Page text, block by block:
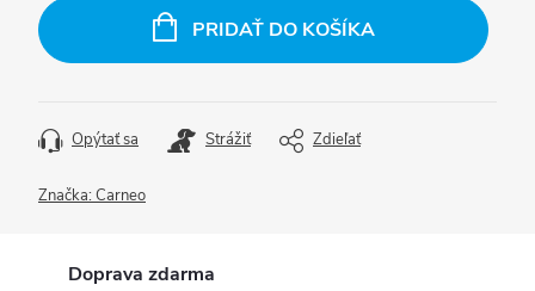
cena:
PRIDAŤ DO KOŠÍKA
Opýtať sa Strážiť Zdieľať
Značka:Carneo
Doprava zdarma